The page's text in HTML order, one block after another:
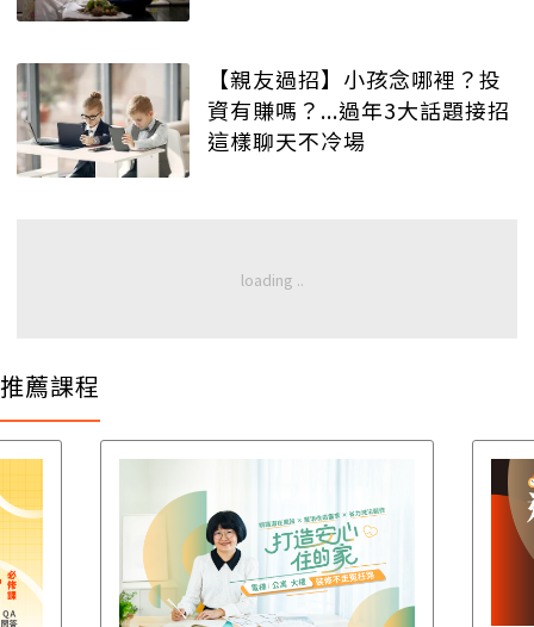
【親友過招】小孩念哪裡？投
資有賺嗎？...過年3大話題接招
這樣聊天不冷場
推薦課程